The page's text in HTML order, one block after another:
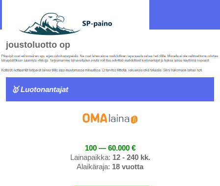
joustoluotto op
🥇 Luotonantajat
100 — 60.000 €
Lainapaikka: 12 - 240 kk.
Alaikäraja: 18 vuotta